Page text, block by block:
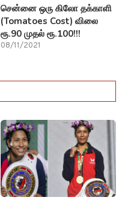
சென்னை ஒரு கிலோ தக்காளி
(Tomatoes Cost) விலை
ரூ.90 முதல் ரூ.100!!!
08/11/2021